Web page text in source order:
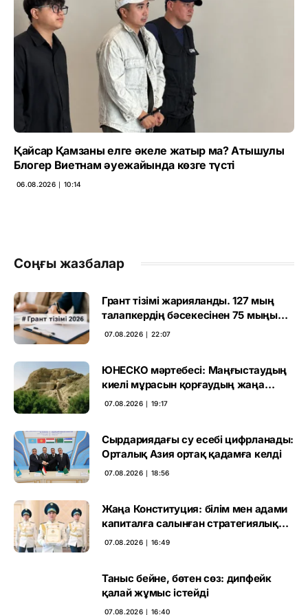
Қайсар Қамзаны елге әкеле жатыр ма? Атышулы
Блогер Виетнам әуежайында көзге түсті
06.08.2026 ∣ 10:14
Соңғы жазбалар
Грант тізімі жарияланды. 127 мың
талапкердің бәсекесінен 75 мыңы
өтті
07.08.2026 ∣ 22:07
ЮНЕСКО мәртебесі: Маңғыстаудың
киелі мұрасын қорғаудың жаңа
кезеңі басталды
07.08.2026 ∣ 19:17
Сырдариядағы су есебі цифрланады:
Орталық Азия ортақ қадамға келді
07.08.2026 ∣ 18:56
Жаңа Конституция: білім мен адами
капиталға салынған стратегиялық
негіз
07.08.2026 ∣ 16:49
Таныс бейне, бөтен сөз: дипфейк
қалай жұмыс істейді
07.08.2026 ∣ 16:40